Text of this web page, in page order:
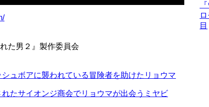
た男２』製作委員会
ュボアに襲われている冒険者を助けたリョウマ
たサイオンジ商会でリョウマが出会うミヤビ
目